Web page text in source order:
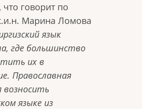
что говорит по
Марина Ломова
язык
где большинство
их в
Православная
возносить
языке из